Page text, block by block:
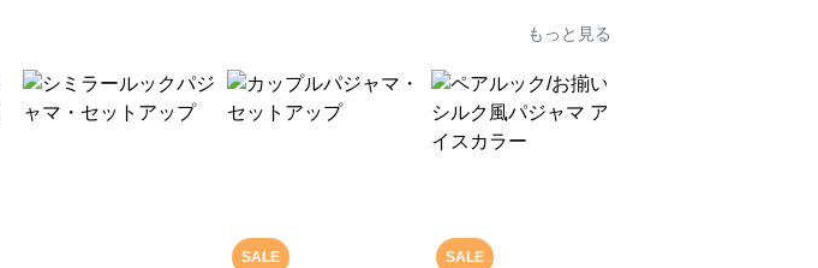
もっと見る
SALE SALE